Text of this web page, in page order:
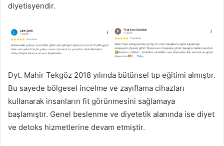
diyetisyendir.
Dyt. Mahir Tekgöz 2018 yılında bütünsel tıp eğitimi almıştır.
Bu sayede bölgesel incelme ve zayıflama cihazları
kullanarak insanların fit görünmesini sağlamaya
başlamıştır. Genel beslenme ve diyetetik alanında ise diyet
ve detoks hizmetlerine devam etmiştir.